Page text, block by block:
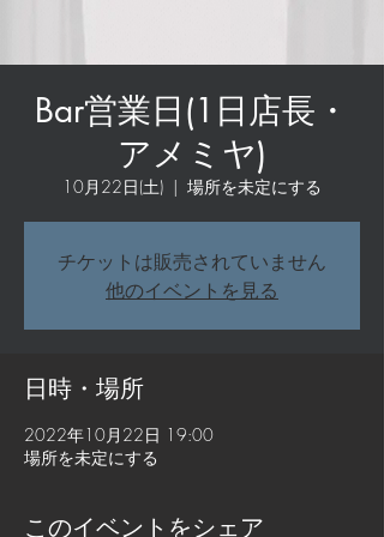
Bar営業日(1日店長・
アメミヤ)
10月22日(土)
  |
場所を未定にする
チケットは販売されていません
他のイベントを見る
日時・場所
2022年10月22日 19:00
場所を未定にする
このイベントをシェア